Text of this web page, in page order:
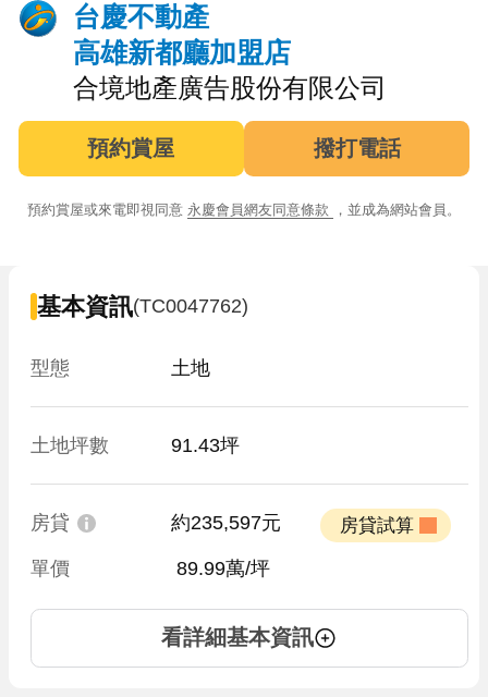
台慶不動產
高雄新都廳加盟店
合境地產廣告股份有限公司
預約賞屋 撥打電話
預約賞屋或來電即視同意 永慶會員網友同意條款 ，並成為網站會員。
基本資訊(TC0047762)
型態 土地
土地坪數 91.43坪
房貸 約235,597元
單價 89.99萬/坪
看詳細基本資訊